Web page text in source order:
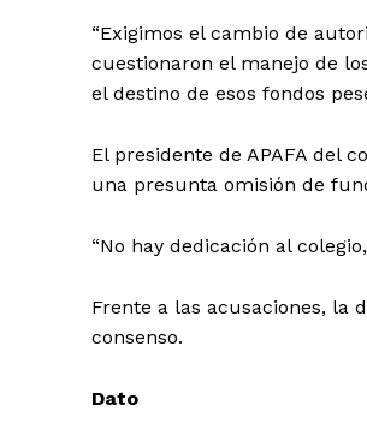
“Exigimos el cambio de
cuestionaron el manejo de
el destino de esos fondos
El presidente de APAFA del
una presunta omisión de
“No hay dedicación al
Frente a las acusaciones, la
consenso.
Dato